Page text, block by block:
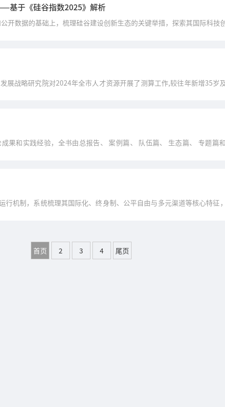
基于《硅谷指数2025》解析
开数据的基础上，梳理硅谷建设创新生态的关键举措，探索其国际科技
展战略研究院对2024年全市人才资源开展了测算工作,较往年新增35岁
果和实践经验，全书由总报告、 案例篇、 队伍篇、 生态篇、 专题篇
行机制，系统梳理其国际化、终身制、公平自由与多元渠道等核心特征
首页 2 3 4 尾页